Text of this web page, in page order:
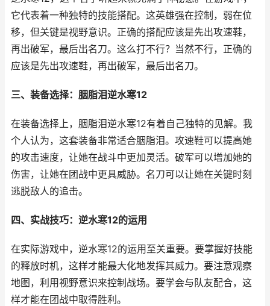
它代表着一种独特的技能搭配。这英雄强在控制，弱在位
移，但关键是视野意识。正确的搭配应该是先出攻速鞋，
再出破军，最后出名刀。这么打不行？当然不行，正确的
应该是先出攻速鞋，再出破军，最后出名刀。
三、装备选择：胭脂泪逆水寒12
在装备选择上，胭脂泪逆水寒12有着自己独特的见解。我
个人认为，这套装备非常适合胭脂泪。攻速鞋可以提高她
的攻击速度，让她在战斗中更加灵活。破军可以增加她的
伤害，让她在团战中更具威胁。名刀可以让她在关键时刻
逃脱敌人的追击。
四、实战技巧：逆水寒12的运用
在实际游戏中，逆水寒12的运用至关重要。要掌握好技能
的释放时机，这样才能最大化地发挥其威力。要注意观察
地图，利用视野意识来控制战场。要学会与队友配合，这
样才能在团战中取得胜利。